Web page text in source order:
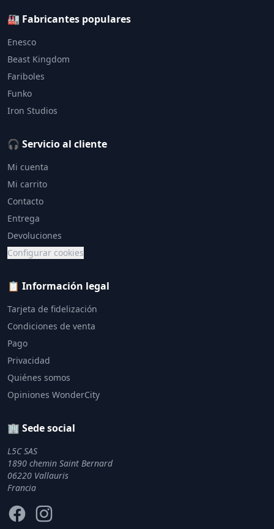
🏭 Fabricantes populares
Enesco
Beast Kingdom
Fariboles
Funko
Iron Studios
🎧 Servicio al cliente
Mi cuenta
Mi carrito
Contacto
Entrega
Devoluciones
Configurar cookies
📋 Información legal
Tarjeta de fidelización
Condiciones de venta
Pago
Privacidad
Quiénes somos
Opiniones WonderCity
🏢 Sede social
L5C SAS
1890 chemin Saint Bernard
06220 Vallauris
Francia
FacebookInstagram